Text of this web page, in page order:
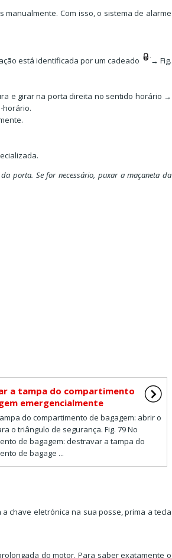
Com isso, o sistema de alarme
está identificada por um cadeado
→ Fig.
e girar na porta direita no sentido horário →
horário.
porta. Se for necessário, puxar a maçaneta da
a tampa do compartimento
emergencialmente
do compartimento de bagagem: abrir o
o triângulo de segurança. Fig. 79 No
de bagagem: destravar a tampa do
de bagage ...
chave eletrónica na sua posse, prima a tecla
do motor. Para saber exatamente o